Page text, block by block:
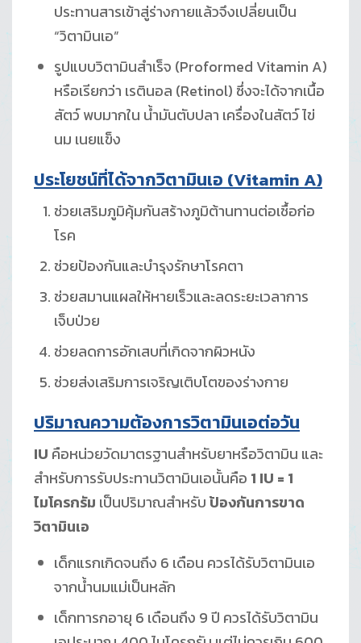
ประทานสารเข้าสู่ร่างกายแล้วจึงเปลี่ยนเป็น
“วิตามินเอ”
รูปแบบวิตามินสำเร็จ (Proformed Vitamin A)
หรือเรียกว่า เรตินอล (Retinol) ซึ่งจะได้จากเนื้อ
สัตว์ พบมากใน น้ำมันตับปลา เครื่องในสัตว์ ไข่
นม เนยแข็ง
ประโยชน์ที่ได้จากวิตามินเอ (Vitamin A)
ช่วยเสริมภูมิคุ้มกันสร้างภูมิต้านทานต่อเชื้อก่อ
โรค
ช่วยป้องกันและบำรุงรักษาโรคตา
ช่วยสมานแผลให้หายเร็วและลดระยะเวลาการ
เจ็บป่วย
ช่วยลดการอักเสบที่เกิดจากผิวหนัง
ช่วยส่งเสริมการเจริญเติบโตของร่างกาย
ปริมาณความต้องการวิตามินเอต่อวัน
IU คือหน่วยวัดมาตรฐานสำหรับยาหรือวิตามิน และ
สำหรับการรับประทานวิตามินเอนั้นคือ 1 IU = 1
ไมโครกรัม เป็นปริมาณสำหรับป้องกันการขาด
วิตามินเอ
เด็กแรกเกิดจนถึง 6 เดือน ควรได้รับวิตามินเอ
จากน้ำนมแม่เป็นหลัก
เด็กทารกอายุ 6 เดือนถึง 9 ปี ควรได้รับวิตามิน